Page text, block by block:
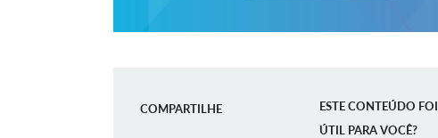
COMPARTILHE
ESTE CONTEÚDO FOI
ÚTIL PARA VOCÊ?